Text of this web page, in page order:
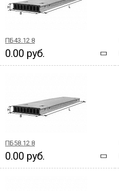
ПБ43.12 8
0.00 руб.
ПБ58.12 8
0.00 руб.